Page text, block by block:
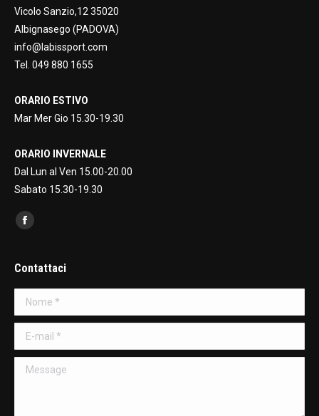
Vicolo Sanzio,12 35020
Albignasego (PADOVA)
info@labissport.com
Tel. 049 880 1655
ORARIO ESTIVO
Mar Mer Gio 15.30-19.30
ORARIO INVERNALE
Dal Lun al Ven 15.00-20.00
Sabato 15.30-19.30
Find us on:
Facebook
opens
new
window
Contattaci
Nome *
E-mail *
Message